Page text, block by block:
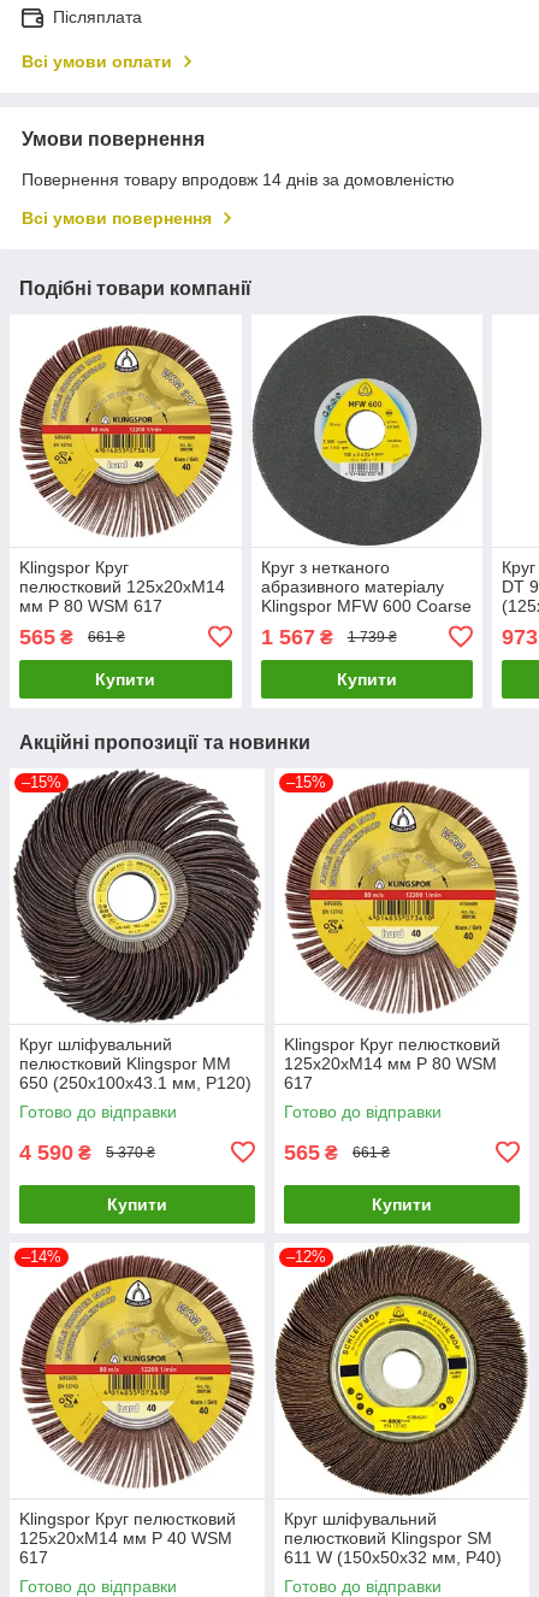
Післяплата
Всі умови оплати
Умови повернення
Повернення товару впродовж 14 днів за домовленістю
Всі умови повернення
Подібні товари компанії
Klingspor Круг
пелюстковий 125x20xM14
мм P 80 WSM 617
565 ₴ 661 ₴
Купити
Круг з нетканого
абразивного матеріалу
Klingspor MFW 600 Coarse
(125x22x6 мм) (342218)
1 567₴ 1 739 ₴
Купити
DT
973
Акційні пропозиції та новинки
–15%
Круг шліфувальний
пелюстковий Klingspor MM
650 (250х100х43.1 мм, P120)
(2740)
Готово до відправки
4 590 ₴ 5 370 ₴
Купити
–15%
Klingspor Круг пелюстковий
125x20xM14 мм P 80 WSM
617
Готово до відправки
565 ₴ 661 ₴
Купити
–14%
Klingspor Круг пелюстковий
125x20xM14 мм P 40 WSM
617
Готово до відправки
–12%
Круг шліфувальний
пелюстковий Klingspor SM
611 W (150х50x32 мм, P40)
(351325)
Готово до відправки